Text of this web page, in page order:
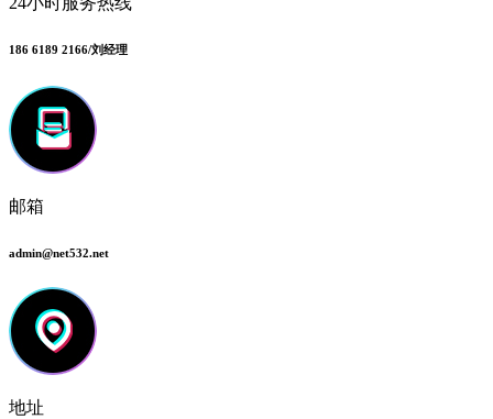
186 6189 2166/刘经理
邮箱
admin@net532.net
地址